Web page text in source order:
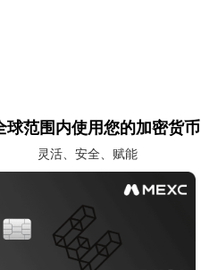
球范围内使用您的加密货币
灵活、安全、赋能